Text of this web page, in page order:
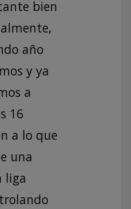
bien
año
y ya
a
16
a lo que
una
liga